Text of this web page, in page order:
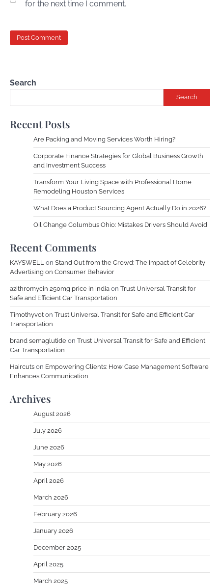
for the next time I comment.
Search
Search
Recent Posts
Are Packing and Moving Services Worth Hiring?
Corporate Finance Strategies for Global Business Growth
and Investment Success
Transform Your Living Space with Professional Home
Remodeling Houston Services
What Does a Product Sourcing Agent Actually Do in 2026?
Oil Change Columbus Ohio: Mistakes Drivers Should Avoid
Recent Comments
KAYSWELL on Stand Out from the Crowd: The Impact of Celebrity
Advertising on Consumer Behavior
azithromycin 250mg price in india on Trust Universal Transit for
Safe and Efficient Car Transportation
Timothyvot on Trust Universal Transit for Safe and Efficient Car
Transportation
brand semaglutide on Trust Universal Transit for Safe and Efficient
Car Transportation
Haircuts on Empowering Clients: How Case Management Software
Enhances Communication
Archives
August 2026
July 2026
June 2026
May 2026
April 2026
March 2026
February 2026
January 2026
December 2025
April 2025
March 2025